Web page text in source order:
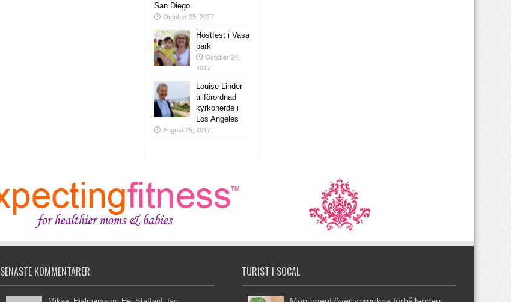
San Diego
October 25, 2017
Höstfest i Vasa
park
October 24,
2017
Louise Linder
tillförordnad
kyrkoherde i
Los Angeles
August 25, 2017
SENASTE KOMMENTARER TURIST I SOCAL